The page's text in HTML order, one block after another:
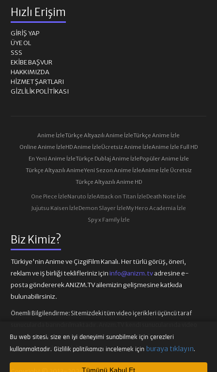
Biz Kimiz?
Türkiye'nin Anime ve ÇizgiFilm Kanalı. Her türlü görüş, öneri,
reklam ve iş birliği teklifleriniz içininfo@anizm.tvadresine e-
posta göndererek ANIZM.TV ailemizin gelişmesine katkıda
bulunabilirsiniz.
Önemli Bilgilendirme: Sitemizdeki tüm video içerikleri üçüncü taraf
içeriği barındırmamaktadır. Telif hakkı talepleri ilgili video
sağlayıcılarına iletilmelidir.
Hızlı Erişim
GIRIŞ YAP
ÜYE OL
SSS
EKIBE BAŞVUR
HAKKIMIZDA
HIZMET ŞARTLARI
GIZLILIK POLITIKASI
Anime İzleTürkçe Altyazılı Anime İzleTürkçe Anime İzle
Online Anime İzleHD Anime İzleÜcretsiz Anime İzleAnime İzle Full HD
En Yeni Anime İzleTürkçe Dublaj Anime İzlePopüler Anime İzle
Türkçe Altyazılı AnimeYeni Sezon Anime İzleAnime İzle Ücretsiz
Türkçe Altyazılı Anime HD
One Piece İzleNaruto İzleAttack on Titan İzleDeath Note İzle
Jujutsu Kaisen İzleDemon Slayer İzleMy Hero Academia İzle
Spy x Family İzle
Bu web sitesi, size en iyi deneyimi sunabilmek için çerezleri
kullanmaktadır. Gizlilik politikamızı incelemek için buraya tıklayın.
Tümünü Kabul Et